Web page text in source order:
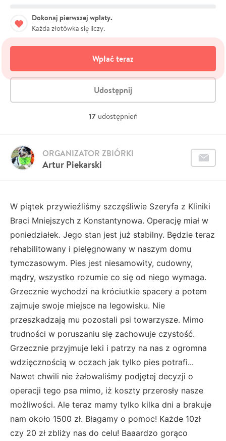
Dokonaj pierwszej wpłaty.
Każda złotówka się liczy.
Wpłać teraz
Udostępnij
17 udostępnień
Artur Piekarski
ORGANIZATOR ZBIÓRKI
W piątek przywieźliśmy szczęśliwie Szeryfa z Kliniki
Braci Mniejszych z Konstantynowa. Operację miał w
poniedziałek. Jego stan jest już stabilny. Będzie teraz
rehabilitowany i pielęgnowany w naszym domu
tymczasowym. Pies jest niesamowity, cudowny,
mądry, wszystko rozumie co się od niego wymaga.
Grzecznie wychodzi na króciutkie spacery a potem
zajmuje swoje miejsce na legowisku. Nie
przeszkadzają mu pozostali psi towarzysze. Mimo
trudności w poruszaniu się zachowuje czystość.
Grzecznie przyjmuje leki i patrzy na nas z ogromna
wdzięcznością w oczach jak tylko pies potrafi...
Nawet chwili nie żałowaliśmy podjętej decyzji o
operacji tego psa mimo, iż koszty przerosły nasze
możliwości. Ale teraz mamy tylko kilka dni a brakuje
nam około 1500 zł. Błagamy o pomoc! Każde 10zł
czy 20 zł zbliży nas do celu! Baaardzo gorąco